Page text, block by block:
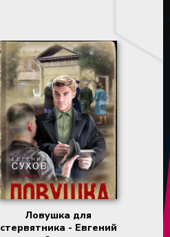
Ловушка для
стервятника - Евгений